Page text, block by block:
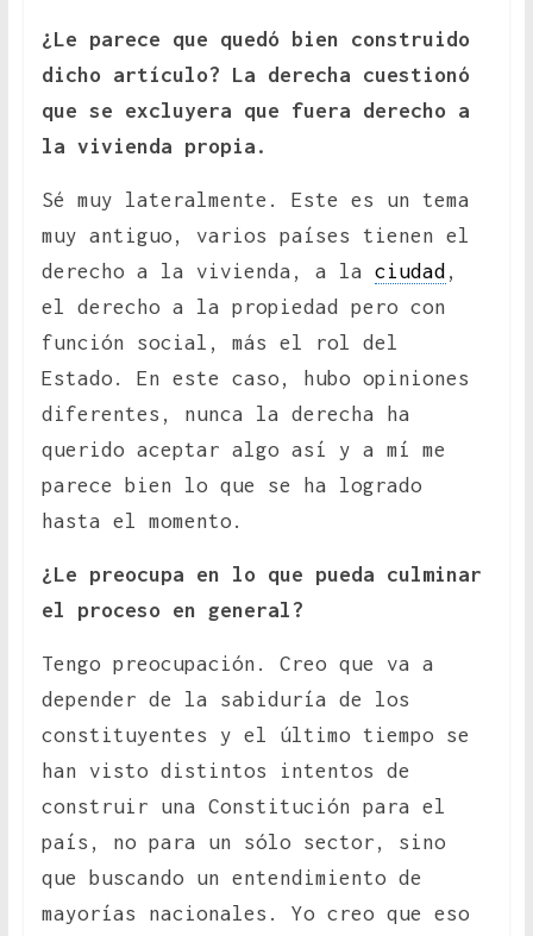
¿Le parece que quedó bien construido
dicho artículo? La derecha cuestionó
que se excluyera que fuera derecho a
la vivienda propia.
Sé muy lateralmente. Este es un tema
muy antiguo, varios países tienen el
derecho a la vivienda, a la ciudad ,
el derecho a la propiedad pero con
función social, más el rol del
Estado. En este caso, hubo opiniones
diferentes, nunca la derecha ha
querido aceptar algo así y a mí me
parece bien lo que se ha logrado
hasta el momento.
¿Le preocupa en lo que pueda culminar
el proceso en general?
Tengo preocupación. Creo que va a
depender de la sabiduría de los
constituyentes y el último tiempo se
han visto distintos intentos de
construir una Constitución para el
país, no para un sólo sector, sino
que buscando un entendimiento de
mayorías nacionales. Yo creo que eso